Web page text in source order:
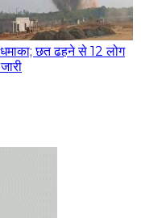
छत ढहने से 12 लोग